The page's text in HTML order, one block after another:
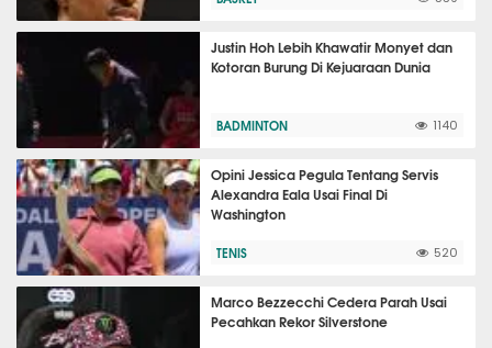
Justin Hoh Lebih Khawatir Monyet dan
Kotoran Burung Di Kejuaraan Dunia
BADMINTON 1140
Opini Jessica Pegula Tentang Servis
Alexandra Eala Usai Final Di
Washington
TENIS 520
Marco Bezzecchi Cedera Parah Usai
Pecahkan Rekor Silverstone